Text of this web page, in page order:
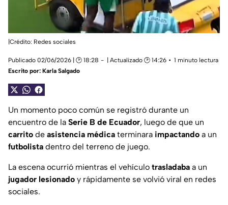
|Crédito: Redes sociales
Publicado 02/06/2026 | 🕑 18:28 | Actualizado 🕑 14:26
1 minuto lectura
Escrito por: Karla Salgado
Un momento poco común se registró durante un
encuentro de la Serie B de Ecuador, luego de que un
carrito de asistencia médica terminara impactando a un
futbolista dentro del terreno de juego.
La escena ocurrió mientras el vehículo trasladaba a un
jugador lesionado y rápidamente se volvió viral en redes
sociales.